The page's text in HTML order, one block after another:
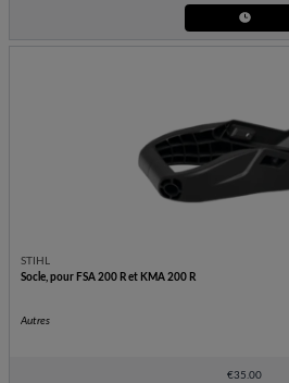
STIHL
Socle, pour FSA 200 R et KMA 200 R
Autres
€35.00